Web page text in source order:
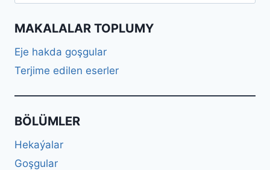
MAKALALAR TOPLUMY
Eje hakda goşgular
Terjime edilen eserler
BÖLÜMLER
Hekaýalar
Goşgular